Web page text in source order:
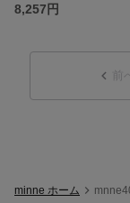
8,257円
前
minne ホーム